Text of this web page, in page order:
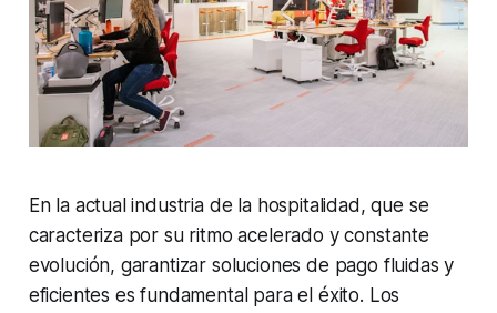
En la actual industria de la hospitalidad, que se
caracteriza por su ritmo acelerado y constante
evolución, garantizar soluciones de pago fluidas y
eficientes es fundamental para el éxito. Los